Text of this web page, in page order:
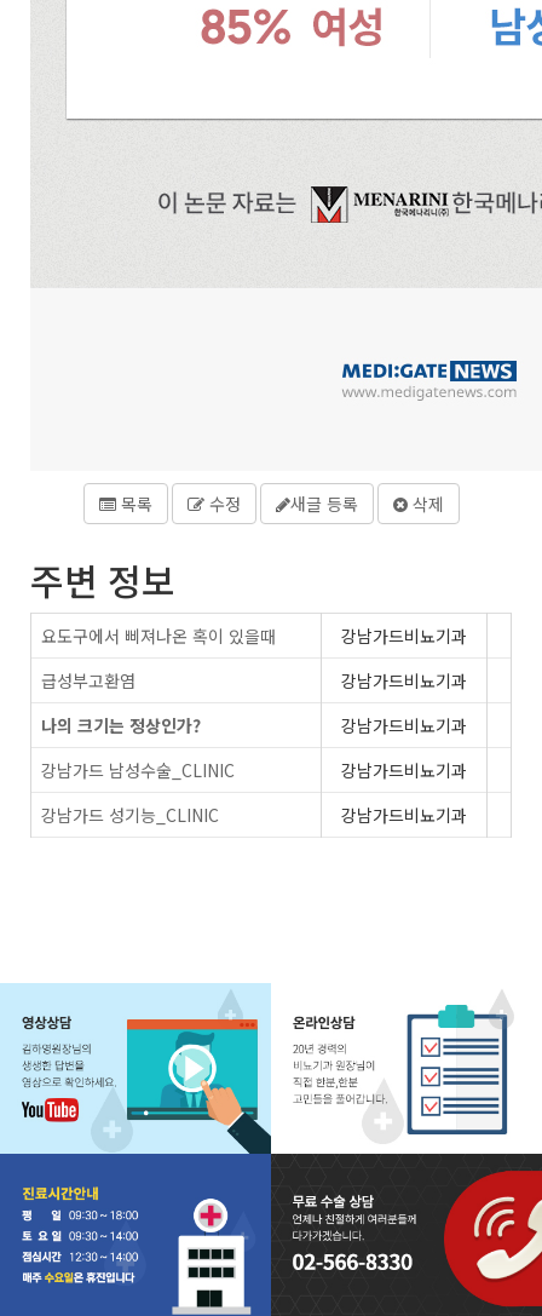
목록 수정 새글 등록 삭제
주변 정보
요도구에서 삐져나온 혹이 있을때
강남가드비뇨기과
급성부고환염
강남가드비뇨기과
나의 크기는 정상인가?
강남가드비뇨기과
강남가드 남성수술_CLINIC
강남가드비뇨기과
강남가드 성기능_CLINIC
강남가드비뇨기과